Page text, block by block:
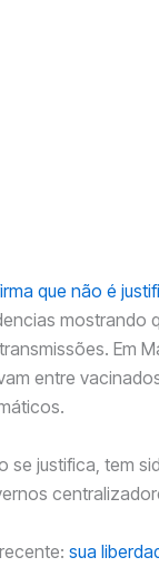
que não é
mostrando
Em
entre
se justifica, tem
sua